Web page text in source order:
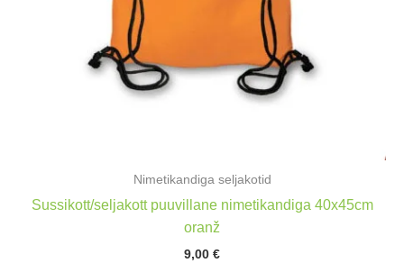
Nimetikandiga seljakotid
Sussikott/seljakott puuvillane nimetikandiga 40x45cm
oranž
9,00 €